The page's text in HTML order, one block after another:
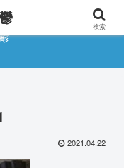
2021.04.22
検索